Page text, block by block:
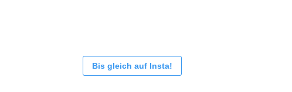
Bis gleich auf Insta!